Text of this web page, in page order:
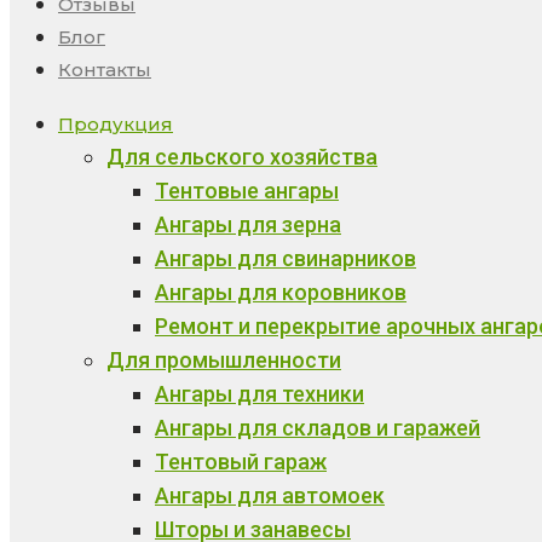
Блог
Контакты
Продукция
Для сельского хозяйства
Тентовые ангары
Ангары для зерна
Ангары для свинарников
Ангары для коровников
Ремонт и перекрытие арочных
Для промышленности
Ангары для техники
Ангары для складов и гаражей
Тентовый гараж
Ангары для автомоек
Шторы и занавесы